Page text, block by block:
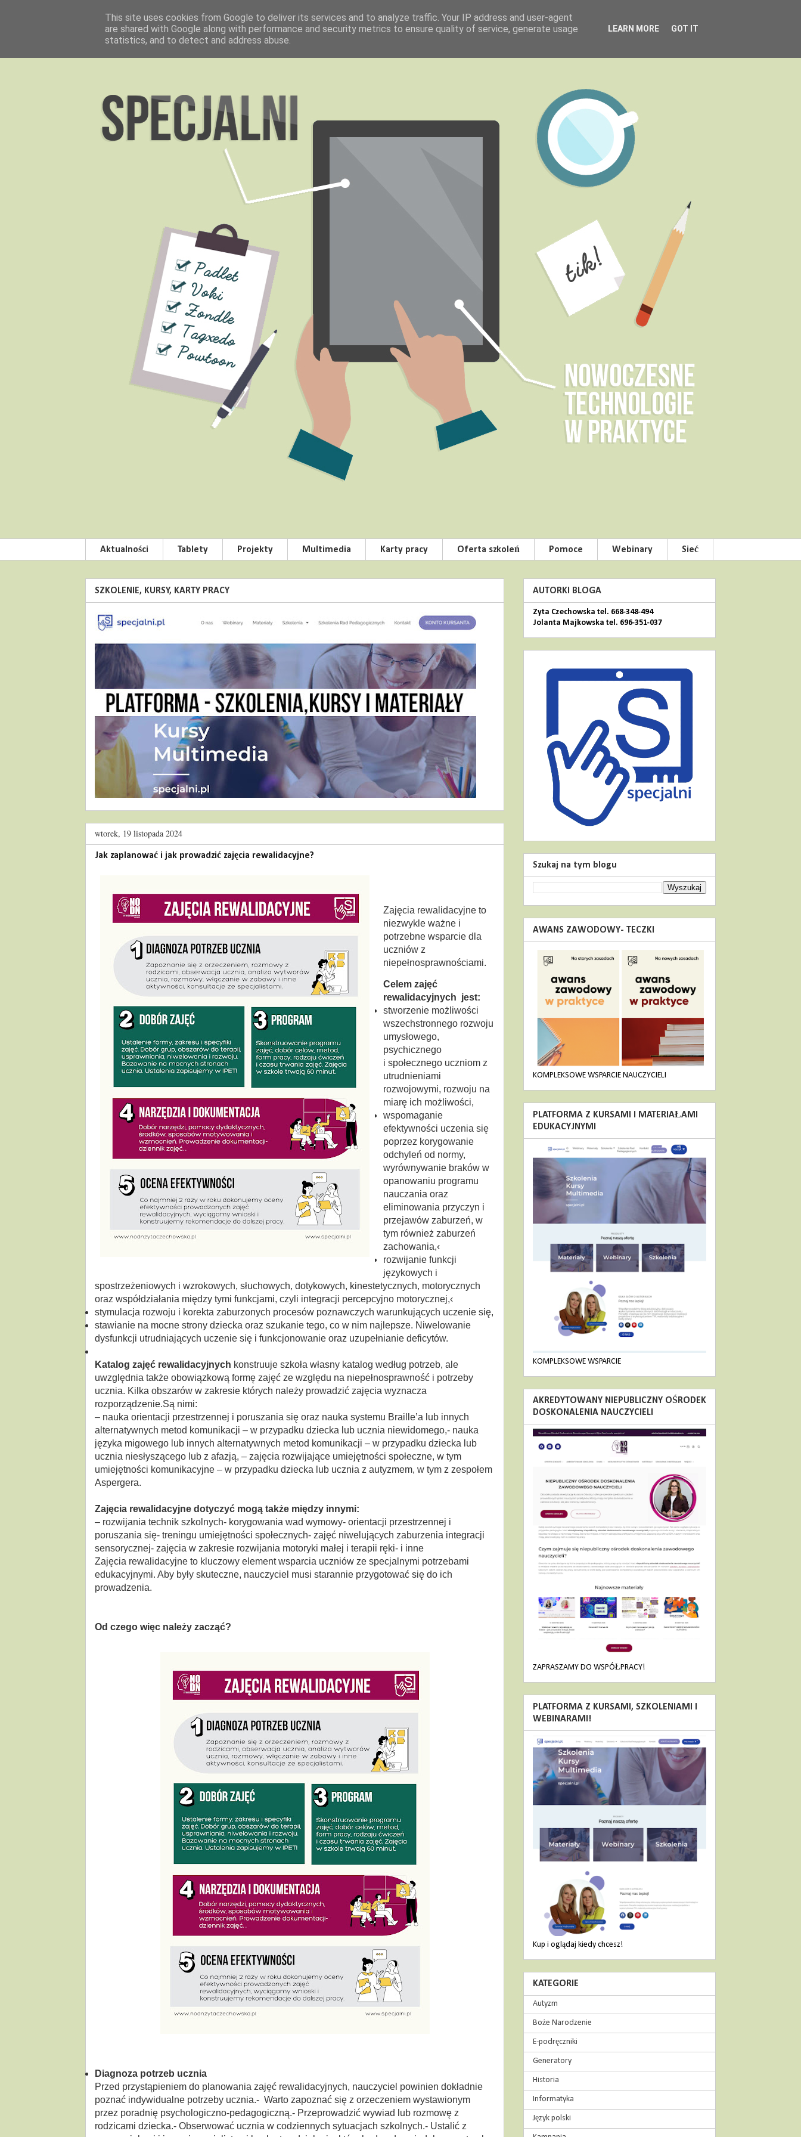
Aktualności Tablety Projekty Multimedia Karty pracy Oferta szkoleń Pomoce Webinary Sieć
SZKOLENIE, KURSY, KARTY PRACY
wtorek, 19 listopada 2024
Jak zaplanować i jak prowadzić zajęcia rewalidacyjne?
Zajęcia rewalidacyjne to
niezwykle ważne i
potrzebne wsparcie dla
uczniów z
niepełnosprawnościami.
Celem zajęć
rewalidacyjnych jest:
stworzenie możliwości
wszechstronnego rozwoju
umysłowego,
psychicznego
i społecznego uczniom z
utrudnieniami
rozwojowymi, rozwoju na
miarę ich możliwości,
wspomaganie
efektywności uczenia się
poprzez korygowanie
odchyleń od normy,
wyrównywanie braków w
opanowaniu programu
nauczania oraz
eliminowania przyczyn i
przejawów zaburzeń, w
tym również zaburzeń
zachowania,‹
rozwijanie funkcji
językowych i
spostrzeżeniowych i wzrokowych, słuchowych, dotykowych, kinestetycznych, motorycznych
oraz współdziałania między tymi funkcjami, czyli integracji percepcyjno motorycznej,‹
stymulacja rozwoju i korekta zaburzonych procesów poznawczych warunkujących uczenie się,
stawianie na mocne strony dziecka oraz szukanie tego, co w nim najlepsze. Niwelowanie
dysfunkcji utrudniających uczenie się i funkcjonowanie oraz uzupełnianie deficytów.
Katalog zajęć rewalidacyjnych konstruuje szkoła własny katalog według potrzeb, ale
uwzględnia także obowiązkową formę zajęć ze względu na niepełnosprawność i potrzeby
ucznia. Kilka obszarów w zakresie których należy prowadzić zajęcia wyznacza
rozporządzenie.Są nimi:
– nauka orientacji przestrzennej i poruszania się oraz nauka systemu Braille’a lub innych
alternatywnych metod komunikacji – w przypadku dziecka lub ucznia niewidomego,- nauka
języka migowego lub innych alternatywnych metod komunikacji – w przypadku dziecka lub
ucznia niesłyszącego lub z afazją, – zajęcia rozwijające umiejętności społeczne, w tym
umiejętności komunikacyjne – w przypadku dziecka lub ucznia z autyzmem, w tym z zespołem
Aspergera.
Zajęcia rewalidacyjne dotyczyć mogą także między innymi:
– rozwijania technik szkolnych- korygowania wad wymowy- orientacji przestrzennej i
poruszania się- treningu umiejętności społecznych- zajęć niwelujących zaburzenia integracji
sensorycznej- zajęcia w zakresie rozwijania motoryki małej i terapii ręki- i inne
Zajęcia rewalidacyjne to kluczowy element wsparcia uczniów ze specjalnymi potrzebami
edukacyjnymi. Aby były skuteczne, nauczyciel musi starannie przygotować się do ich
prowadzenia.
Od czego więc należy zacząć?
Diagnoza potrzeb ucznia
Przed przystąpieniem do planowania zajęć rewalidacyjnych, nauczyciel powinien dokładnie
poznać indywidualne potrzeby ucznia.- Warto zapoznać się z orzeczeniem wystawionym
przez poradnię psychologiczno-pedagogiczną.- Przeprowadzić wywiad lub rozmowę z
rodzicami dziecka.- Obserwować ucznia w codziennych sytuacjach szkolnych.- Ustalić z
AUTORKI BLOGA
Zyta Czechowska tel. 668-348-494
Jolanta Majkowska tel. 696-351-037
Szukaj na tym blogu
AWANS ZAWODOWY- TECZKI
KOMPLEKSOWE WSPARCIE NAUCZYCIELI
PLATFORMA Z KURSAMI I MATERIAŁAMI
EDUKACYJNYMI
KOMPLEKSOWE WSPARCIE
AKREDYTOWANY NIEPUBLICZNY OŚRODEK
DOSKONALENIA NAUCZYCIELI
ZAPRASZAMY DO WSPÓŁPRACY!
PLATFORMA Z KURSAMI, SZKOLENIAMI I
WEBINARAMI!
Kup i oglądaj kiedy chcesz!
KATEGORIE
Autyzm
Boże Narodzenie
E-podręczniki
Generatory
Historia
Informatyka
Język polski
This site uses cookies from Google to deliver its services and to analyze traffic. Your IP address and user-agent
are shared with Google along with performance and security metrics to ensure quality of service, generate usage
statistics, and to detect and address abuse.
LEARN MORE GOT IT